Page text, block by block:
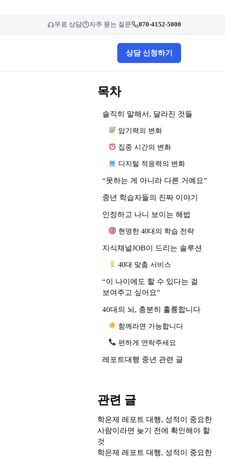
무료 상담 자주 묻는 질문 070-4152-5000
상담 신청하기
목차
솔직히 말해서, 달라진 것들
암기력의 변화
집중 시간의 변화
디지털 적응력의 변화
“못하는 게 아니라 다른 거예요”
중년 학습자들의 진짜 이야기
인정하고 나니 보이는 해법
현명한 40대의 학습 전략
지식채널JOB이 드리는 솔루션
40대 맞춤 서비스
“이 나이에도 할 수 있다는 걸
보여주고 싶어요”
40대의 뇌, 충분히 훌륭합니다
함께라면 가능합니다
편하게 연락주세요
레포트대행 중년 관련 글
관련 글
학은제 레포트 대행, 성적이 중요한
사람이라면 늦기 전에 확인해야 할
것
학은제 레포트 대행, 성적이 중요한